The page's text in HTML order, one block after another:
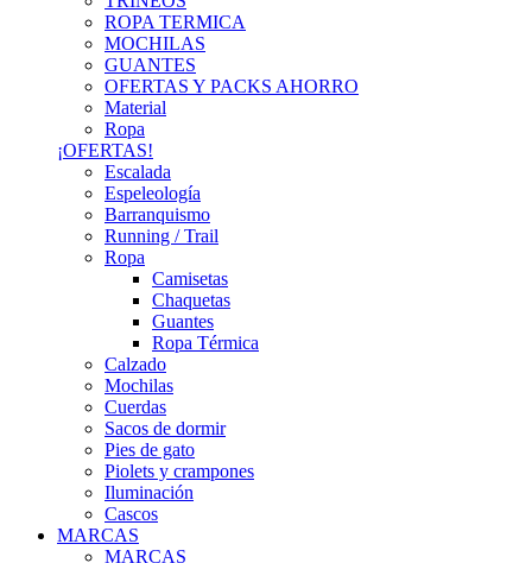
ROPA TERMICA
MOCHILAS
GUANTES
OFERTAS Y PACKS AHORRO
Material
Ropa
¡OFERTAS!
Escalada
Espeleología
Barranquismo
Running / Trail
Ropa
Camisetas
Chaquetas
Guantes
Ropa Térmica
Calzado
Mochilas
Cuerdas
Sacos de dormir
Pies de gato
Piolets y crampones
Iluminación
Cascos
MARCAS
MARCAS